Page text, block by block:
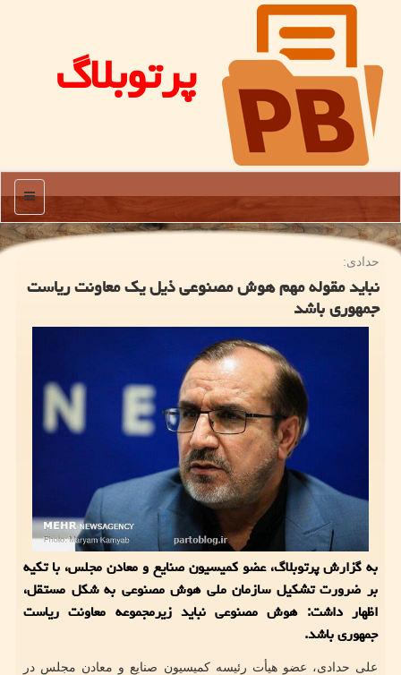
پرتوبلاگ
منو
حدادی:
نباید مقوله مهم هوش مصنوعی ذیل یک معاونت ریاست
جمهوری باشد
به گزارش پرتوبلاگ، عضو کمیسیون صنایع و معادن مجلس، با تکیه
بر ضرورت تشکیل سازمان ملی هوش مصنوعی به شکل مستقل،
اظهار داشت: هوش مصنوعی نباید زیرمجموعه معاونت ریاست
جمهوری باشد.
علی حدادی، عضو هیأت رئیسه کمیسیون صنایع و معادن مجلس در